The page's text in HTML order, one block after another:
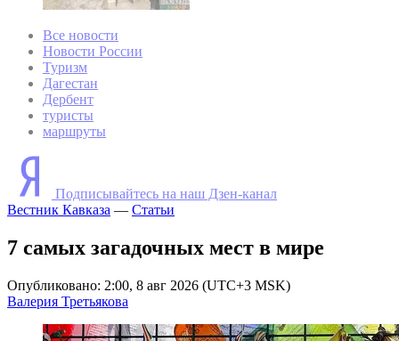
Все новости
Новости России
Туризм
Дагестан
Дербент
туристы
маршруты
Подписывайтесь на наш Дзен-канал
Вестник Кавказа — Статьи
7 самых загадочных мест в мире
Опубликовано: 2:00, 8 авг 2026 (UTC+3 MSK)
Валерия Третьякова